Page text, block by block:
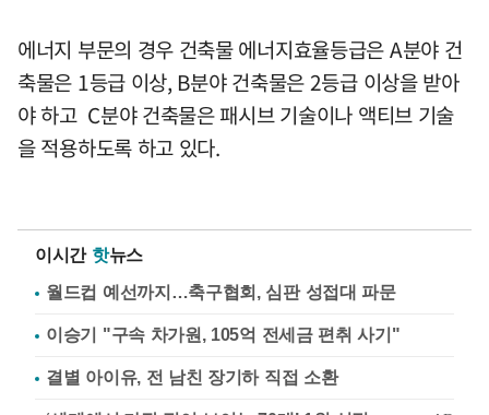
에너지 부문의 경우 건축물 에너지효율등급은 A분야 건
축물은 1등급 이상, B분야 건축물은 2등급 이상을 받아
야 하고 C분야 건축물은 패시브 기술이나 액티브 기술
을 적용하도록 하고 있다.
이시간 핫뉴스
월드컵 예선까지…축구협회, 심판 성접대 파문
이승기 "구속 차가원, 105억 전세금 편취 사기"
결별 아이유, 전 남친 장기하 직접 소환